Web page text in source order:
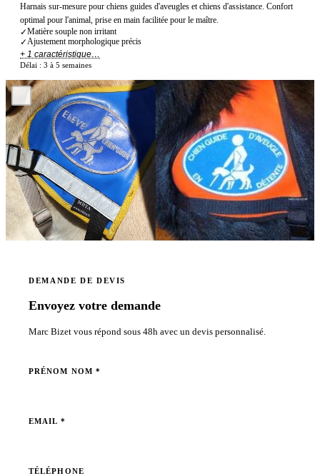
Harnais sur-mesure pour chiens guides d'aveugles et chiens d'assistance. Confort
optimal pour l'animal, prise en main facilitée pour le maître.
✓Matière souple non irritant
✓ Ajustement morphologique précis
+ 1 caractéristique…
Délai : 3 à 5 semaines
DEMANDE DE DEVIS
Envoyez votre demande
Marc Bizet vous répond sous 48h avec un devis personnalisé.
PRÉNOM NOM *
EMAIL *
TÉLÉPHONE